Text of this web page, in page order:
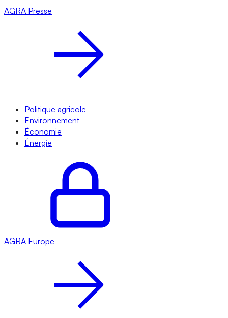
AGRA Presse
Politique agricole
Environnement
Économie
Énergie
AGRA Europe